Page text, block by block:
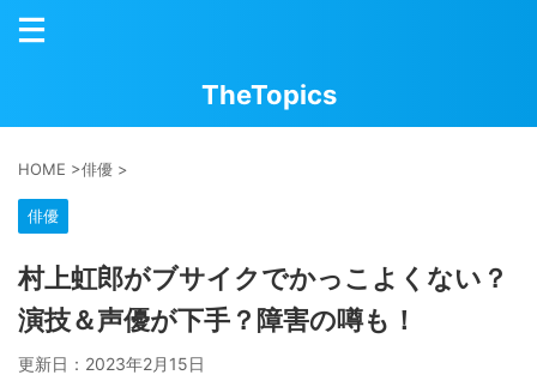
TheTopics
HOME >俳優 >
俳優
村上虹郎がブサイクでかっこよくない？
演技＆声優が下手？障害の噂も！
更新日： 2023年2月15日